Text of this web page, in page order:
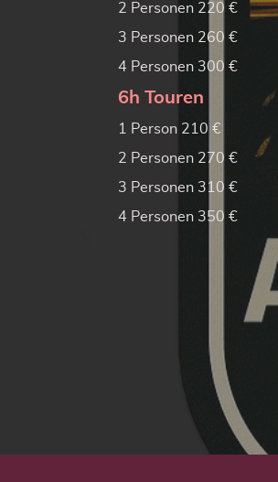
2 Personen 220 €
3 Personen 260 €
4 Personen 300 €
6h Touren
1 Person 210 €
2 Personen 270 €
3 Personen 310 €
4 Personen 350 €